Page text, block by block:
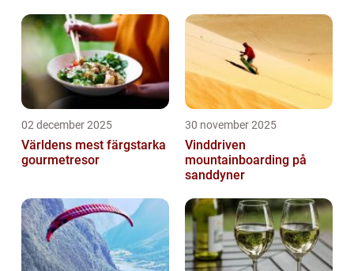
02 december 2025
Världens mest färgstarka
gourmetresor
30 november 2025
Vinddriven
mountainboarding på
sanddyner